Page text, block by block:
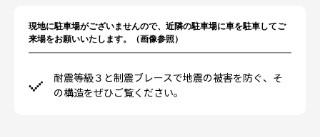
現地に駐車場がございませんので、近隣の駐車場に車を駐車してご
来場をお願いいたします。（画像参照）
耐震等級３と制震ブレースで地震の被害を防ぐ、そ
の構造をぜひご覧ください。